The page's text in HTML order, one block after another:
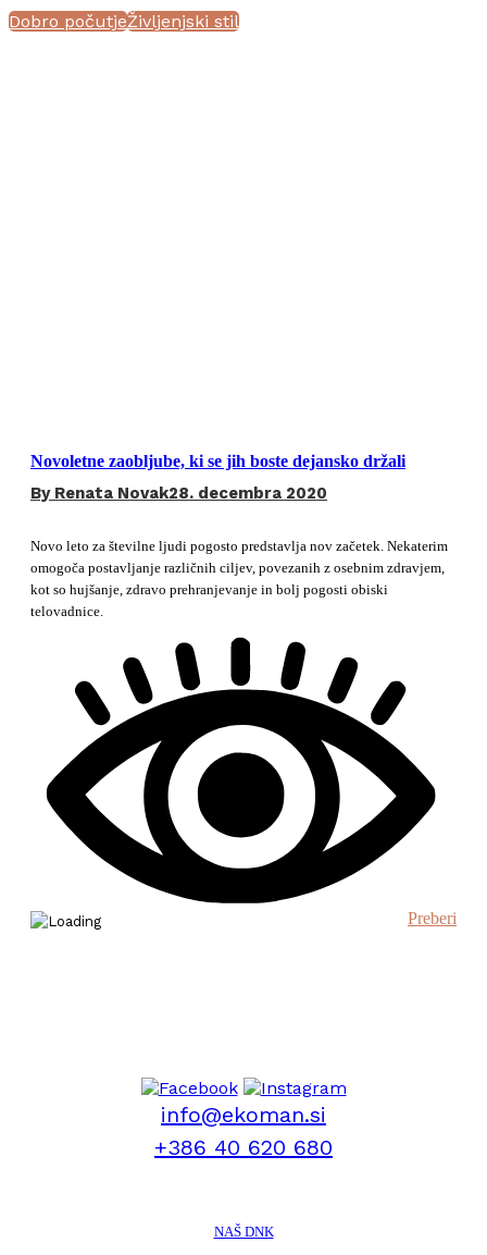
Dobro počutjeŽivljenjski stil
Novoletne zaobljube, ki se jih boste dejansko držali
By Renata Novak28. decembra 2020
Novo leto za številne ljudi pogosto predstavlja nov začetek. Nekaterim
omogoča postavljanje različnih ciljev, povezanih z osebnim zdravjem,
kot so hujšanje, zdravo prehranjevanje in bolj pogosti obiski
telovadnice.
Preberi
info@ekoman.si
+386 40 620 680
NAŠ DNK